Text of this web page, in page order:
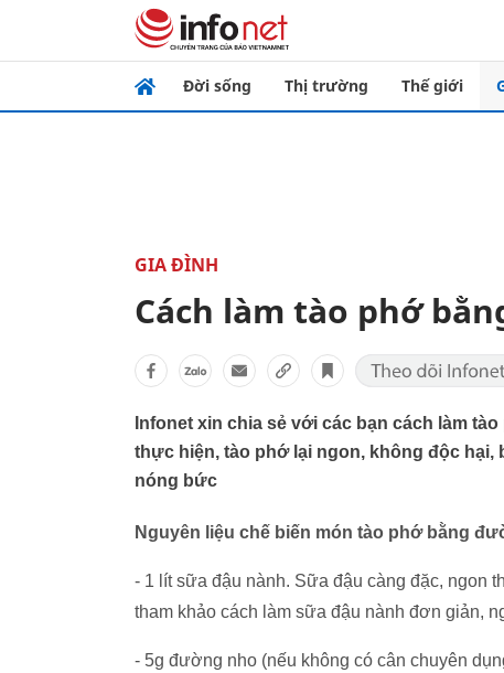
Đời sống Thị trường Thế giới
GIA ĐÌNH
Cách làm tào phớ
Infonet xin chia sẻ với các bạn cách làm
thực hiện, tào phớ lại ngon, không độc
nóng bức
Nguyên liệu chế biến món tào phớ bằng
- 1 lít sữa đậu nành. Sữa đậu càng đặc, ngon
tham khảo cách làm sữa đậu nành đơn giản,
- 5g đường nho (nếu không có cân chuyên